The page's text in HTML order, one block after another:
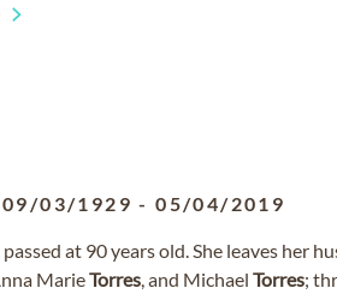
09/03/1929 -05/04/2019
at 90 years old. She leaves her
MarieTorres, and Michael Torres;